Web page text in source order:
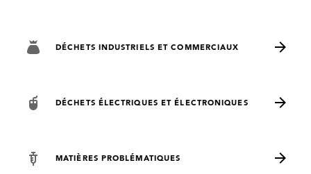
DÉCHETS INDUSTRIELS ET COMMERCIAUX
DÉCHETS ÉLECTRIQUES ET ÉLECTRONIQUES
MATIÈRES PROBLÉMATIQUES